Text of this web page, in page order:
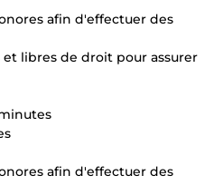
afin d'effectuer des
libres de droit pour assurer
afin d'effectuer des